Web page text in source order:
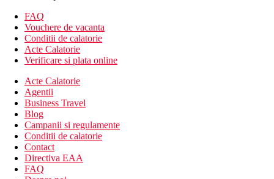
minibar (contra cost)
sanitare proprii (baie, uscator de par, toaleta)
balcon sau terasa
Cazare contra cost
Descrierea hotelului
hol de intrare cu receptie
2 restaurante a la carte (cu fructe de mare si italiene)
bar pe plaja
3 baruri
2 piscine (sezlonguri, umbrele si prosoape gratuite)
FAQ
Vouchere de vacanta
Conditii de calatorie
Acte Calatorie
Verificare si plata online
Acte Calatorie
Agentii
Business Travel
Blog
Campanii si regulamente
Conditii de calatorie
Contact
Directiva EAA
FAQ